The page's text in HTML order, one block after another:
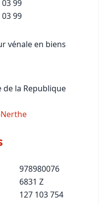
99
99
vénale en biens
de la Republique
978980076
6831 Z
127 103 754